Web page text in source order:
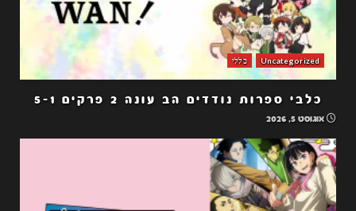
Uncategorized כללי
כלבי ספרות נודדים הב עונה 2 פרקים 5-1
אוגוסט 5, 2026